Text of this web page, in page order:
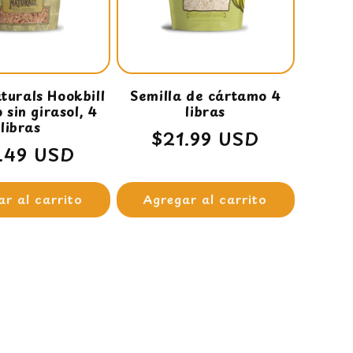
Hookbill
sin girasol, 4
libras
USD
al carrito
Semilla de cártamo 4
libras
Precio
$21.99 USD
Agregar al carrito